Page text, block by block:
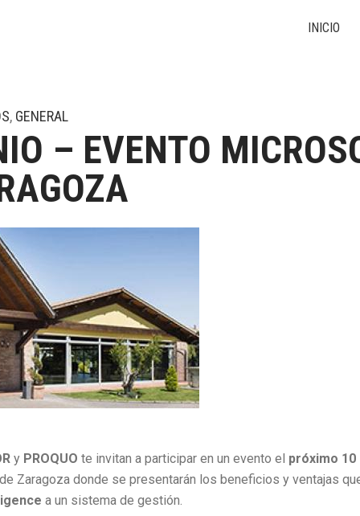
INICIO
, GENERAL
– EVENTO
y PROQUO te invitan a participar en un evento el próximo 10
de Zaragoza donde se presentarán los beneficios y ventajas
a un sistema de gestión.